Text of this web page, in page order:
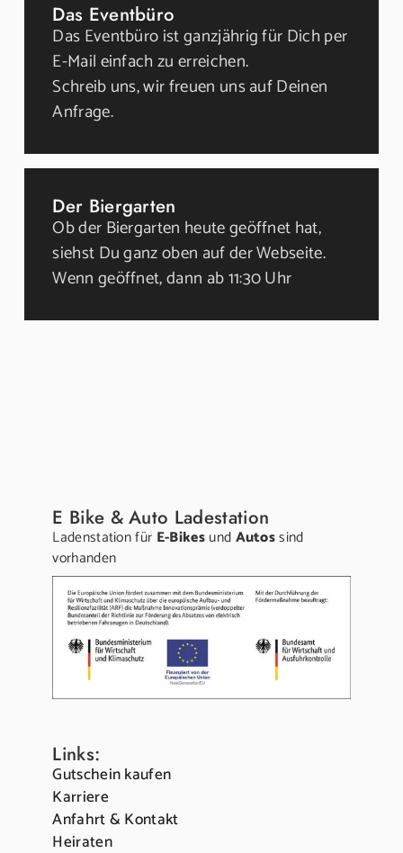
Das Eventbüro
Das Eventbüro ist ganzjährig für Dich per
E-Mail einfach zu erreichen.
Schreib uns, wir freuen uns auf Deinen
Anfrage.
Der Biergarten
Ob der Biergarten heute geöffnet hat,
siehst Du ganz oben auf der Webseite.
Wenn geöffnet, dann ab 11:30 Uhr
E Bike & Auto Ladestation
Ladenstation für E-Bikesund Autossind
vorhanden
Links:
Gutschein kaufen
Karriere
Anfahrt & Kontakt
Heiraten